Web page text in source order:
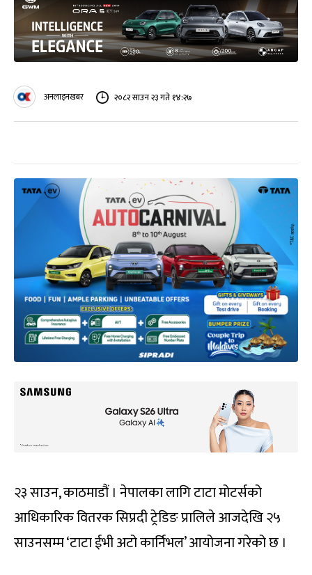
अनलाइनखबर २०८२ साउन २३ गते १४:२७
२३ साउन, काठमाडौं । नेपालका लागि टाटा मोटर्सको
आधिकारिक वितरक सिप्रदी ट्रेडिङ प्रालिले आजदेखि २५
साउनसम्म ‘टाटा ईभी अटो कार्निभल’ आयोजना गरेको छ ।